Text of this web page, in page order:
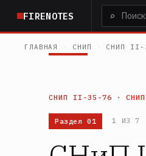
основному
содержанию
FIRENOTES ⌕
ГЛАВНАЯ СНИП СНИП II-
СНИП II-35-76 ·
Раздел 01 1 ИЗ 7